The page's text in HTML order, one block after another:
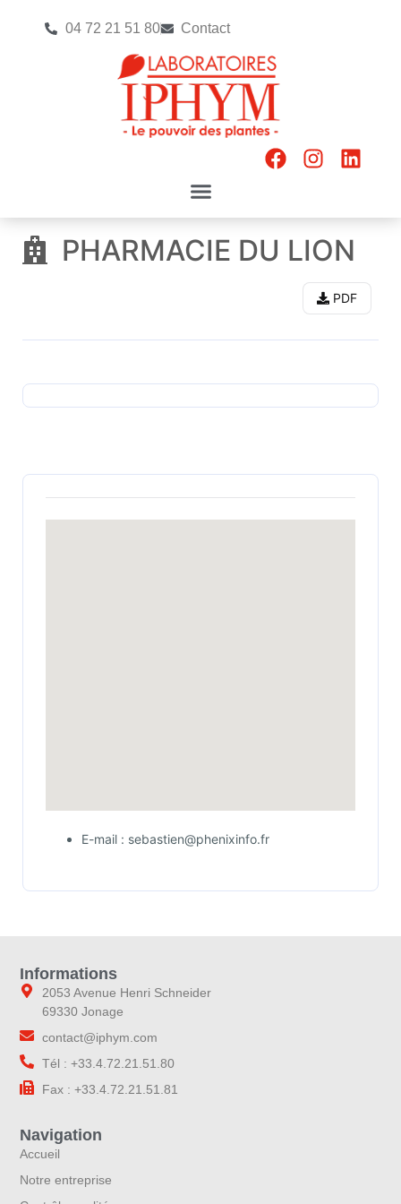
04 72 21 51 80 Contact
PHARMACIE DU LION
PDF
E-mail : sebastien@phenixinfo.fr
Informations
2053 Avenue Henri Schneider
69330 Jonage
contact@iphym.com
Tél : +33.4.72.21.51.80
Fax : +33.4.72.21.51.81
Navigation
Accueil
Notre entreprise